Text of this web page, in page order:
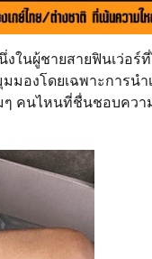
ในผู้ชายสายฟินเว่อร์
มมองโดยเฉพาะการนำ
ๆ คนไหนที่ชื่นชอบควา